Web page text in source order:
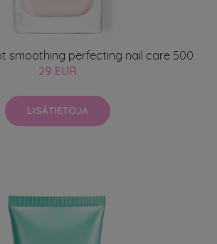
smoothing perfecting nail care 500
29 EUR
LISÄTIETOJA